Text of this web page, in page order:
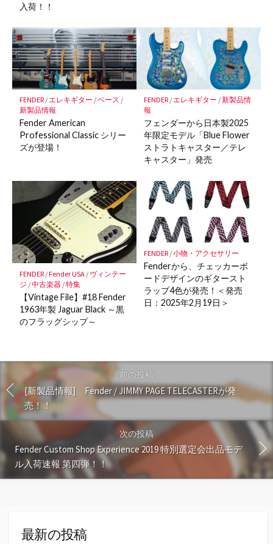
入荷！！
FENDER/エレキギター /ベース /
新製品情報
Fender American
Professional Classic シリー
ズが登場！
FENDER/エレキギター /新製品情
報
フェンダーから日本製2025
年限定モデル「Blue Flower
ストラトキャスター／テレ
キャスター」発売
FENDER/Fender USA / ヴィンテー
ジ /中古楽器/特集
【Vintage File】#18 Fender
1963年製 Jaguar Black ～黒
のフラッグシップ～
FENDER/小物・アクセサリー
Fenderから、チェッカーボ
ードデザインのギタースト
ラップ4色が発売！＜発売
日：2025年2月19日＞
前の投稿
[新製品情報] Fender / JIMMY PAGE TELECASTERが発
売！！
次の投稿
Fender Custom Shop Experience 2019 特別選定会出品モデ
ル入荷速報 第四弾！！
最新の投稿